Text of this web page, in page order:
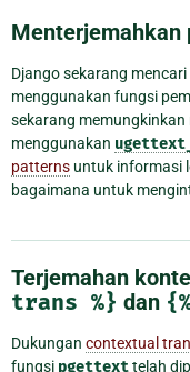
Menterjemahkan
Django sekarang
menggunakan fungsi
sekarang
menggunakan
patterns untuk informasi
bagaimana untuk
Terjemahan
trans %} dan
Dukungan contextual
fungsi pgettexttelah